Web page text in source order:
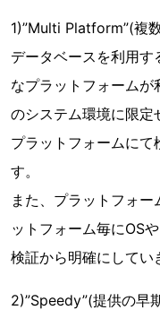
1)”Multi Platform”(複
データベースを利用す
なプラットフォーム
のシステム環境に限
プラットフォームにて
す。
また、プラットフォ
ットフォーム毎にOS
検証から明確にしてい
2)”Speedy”(提供の早